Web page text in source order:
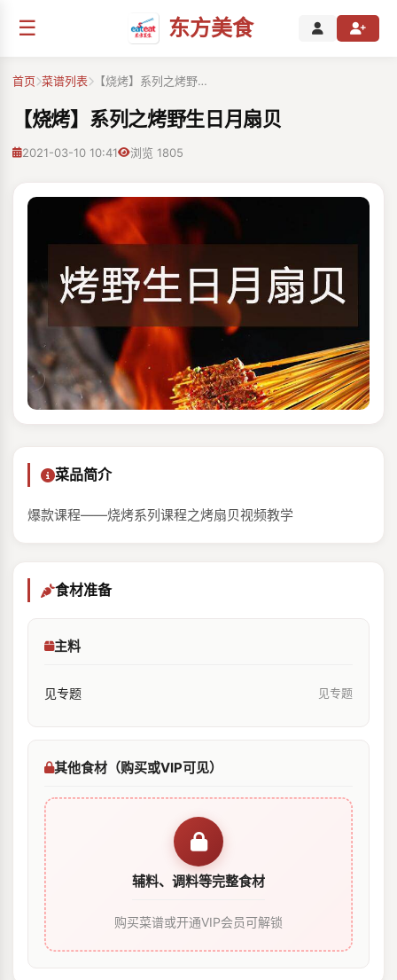
☰ 东方美食
首页 菜谱列表 【烧烤】系列之烤野…
【烧烤】系列之烤野生日月扇贝
2021-03-10 10:41 浏览 1805
菜品简介
爆款课程——烧烤系列课程之烤扇贝视频教学
食材准备
主料
见专题 见专题
其他食材（购买或VIP可见）
辅料、调料等完整食材
购买菜谱或开通VIP会员可解锁